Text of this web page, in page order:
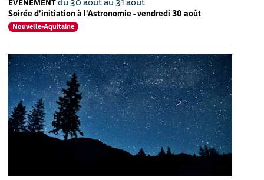
Soirée d'initiation à l'Astronomie - vendredi 30 août
Nouvelle-Aquitaine